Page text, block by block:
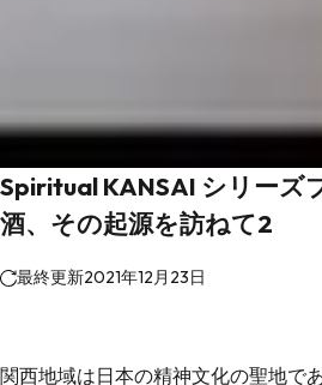
Spiritual KANSAI シリーズ
酒、その起源を訪ねて2
最終更新2021年12月23日
関西地域は日本の精神文化の聖地で